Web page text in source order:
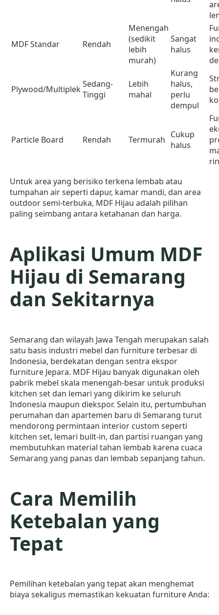
MDF Standar Rendah
Menengah
(sedikit
lebih
murah)
Sangat
halus
Plywood/MultiplekSedang-
Tinggi
Lebih
mahal
Kurang
halus,
perlu
dempul
Particle Board Rendah Termurah Cukup
halus
Untuk area yang berisiko terkena lembab atau
tumpahan air seperti dapur, kamar mandi, dan area
outdoor semi-terbuka, MDF Hijau adalah pilihan
paling seimbang antara ketahanan dan harga.
Aplikasi Umum MDF
Hijau di Semarang
dan Sekitarnya
Semarang dan wilayah Jawa Tengah merupakan salah
satu basis industri mebel dan furniture terbesar di
Indonesia, berdekatan dengan sentra ekspor
furniture Jepara. MDF Hijau banyak digunakan oleh
pabrik mebel skala menengah-besar untuk produksi
kitchen set dan lemari yang dikirim ke seluruh
Indonesia maupun diekspor. Selain itu, pertumbuhan
perumahan dan apartemen baru di Semarang turut
mendorong permintaan interior custom seperti
kitchen set, lemari built-in, dan partisi ruangan yang
membutuhkan material tahan lembab karena cuaca
Semarang yang panas dan lembab sepanjang tahun.
Cara Memilih
Ketebalan yang
Tepat
Pemilihan ketebalan yang tepat akan menghemat
biaya sekaligus memastikan kekuatan furniture Anda: